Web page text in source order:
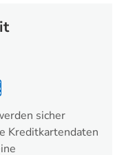
sicher
Kreditkartendaten